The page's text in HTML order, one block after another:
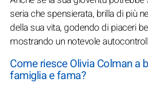
seria che spensierata, brilla di più
della sua vita, godendo di piaceri
mostrando un notevole
Come riesce Olivia Colman a
famiglia e fama?